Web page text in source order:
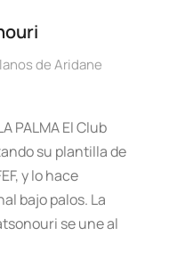
de Aridane
PALMA El Club
su plantilla de
y lo hace
bajo palos. La
se une al